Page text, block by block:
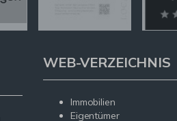
WEB-VERZEICHNIS
Immobilien
Eigentümer